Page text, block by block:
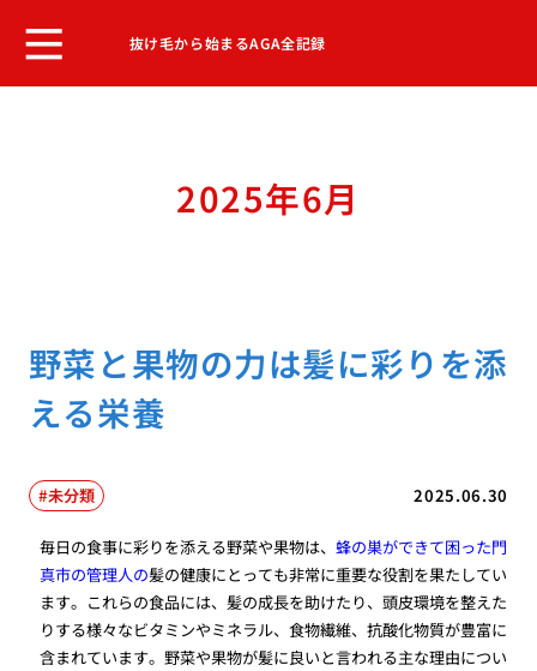
抜け毛から始まるAGA全記録
2025年6月
野菜と果物の力は髪に彩りを添
える栄養
2025.06.30
未分類
毎日の食事に彩りを添える野菜や果物は、 蜂の巣ができて困った門
真市の管理人の髪の健康にとっても非常に重要な役割を果たしてい
ます。これらの食品には、髪の成長を助けたり、頭皮環境を整えた
りする様々なビタミンやミネラル、食物繊維、抗酸化物質が豊富に
含まれています。野菜や果物が髪に良いと言われる主な理由につい